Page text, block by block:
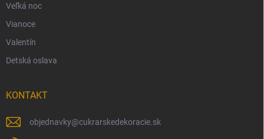
Veľká noc
Vianoce
Valentín
Detská oslava
KONTAKT
objednavky@cukrarskedekoracie.sk